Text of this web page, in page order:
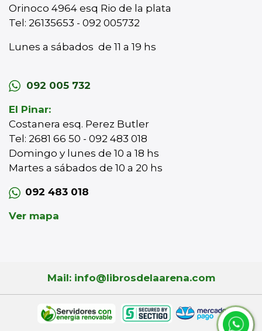
Orinoco 4964 esq Rio de la plata
Tel: 26135653 - 092 005732
Lunes a sábados de 11 a 19 hs
092 005 732
El Pinar:
Costanera esq. Perez Butler
Tel: 2681 66 50 - 092 483 018
Domingo y lunes de 10 a 18 hs
Martes a sábados de 10 a 20 hs
092 483 018
Ver mapa
Mail: info@librosdelaarena.com